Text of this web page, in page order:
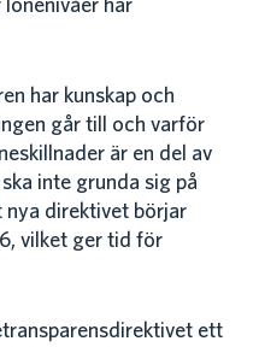
lönenivåer har
har kunskap och
går till och varför
är en del av
inte grunda sig på
nya direktivet börjar
vilket ger tid för
ett